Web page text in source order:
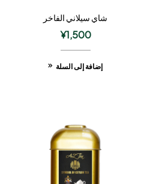
شاي سيلاني الفاخر
¥1,500
إضافة إلى السلة